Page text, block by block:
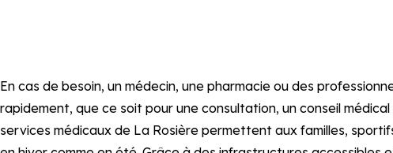
En cas de besoin, un médecin, une pharmacie ou des
rapidement, que ce soit pour une consultation, un conseil
services médicaux de La Rosière permettent aux familles,